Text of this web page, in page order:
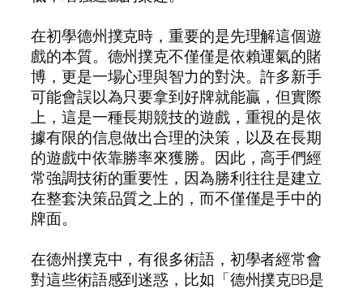
在初學德州撲克時，重要的是先理解這個遊
戲的本質。德州撲克不僅僅是依賴運氣的賭
博，更是一場心理與智力的對決。許多新手
可能會誤以為只要拿到好牌就能贏，但實際
上，這是一種長期競技的遊戲，重視的是依
據有限的信息做出合理的決策，以及在長期
的遊戲中依靠勝率來獲勝。因此，高手們經
常強調技術的重要性，因為勝利往往是建立
在整套決策品質之上的，而不僅僅是手中的
牌面。
在德州撲克中，有很多術語，初學者經常會
對這些術語感到迷惑，比如「德州撲克BB是